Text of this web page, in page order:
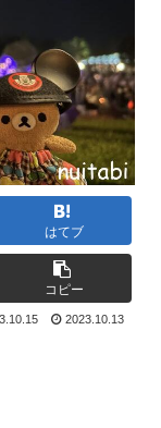
はてブ
コピー
2023.10.13